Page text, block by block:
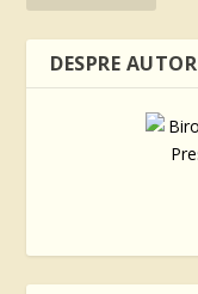
DESPRE AUTOR